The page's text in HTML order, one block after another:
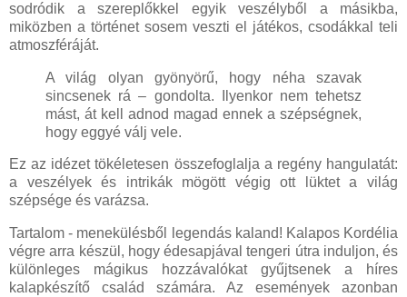
sodródik a szereplőkkel egyik veszélyből a másikba,
miközben a történet sosem veszti el játékos, csodákkal teli
atmoszféráját.
A világ olyan gyönyörű, hogy néha szavak
sincsenek rá – gondolta. Ilyenkor nem tehetsz
mást, át kell adnod magad ennek a szépségnek,
hogy eggyé válj vele.
Ez az idézet tökéletesen összefoglalja a regény hangulatát:
a veszélyek és intrikák mögött végig ott lüktet a világ
szépsége és varázsa.
Tartalom - menekülésből legendás kaland! Kalapos Kordélia
végre arra készül, hogy édesapjával tengeri útra induljon, és
különleges mágikus hozzávalókat gyűjtsenek a híres
kalapkészítő család számára. Az események azonban